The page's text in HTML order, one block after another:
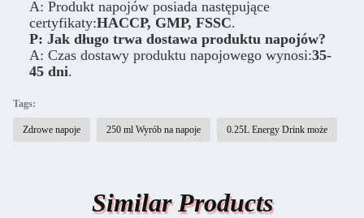
A: Produkt napojów posiada następujące
certyfikaty:HACCP, GMP, FSSC.
P: Jak długo trwa dostawa produktu napojów?
A: Czas dostawy produktu napojowego wynosi:35-
45 dni.
Tags:
Zdrowe napoje 250 ml Wyrób na napoje 0.25L Energy Drink może
Similar Products